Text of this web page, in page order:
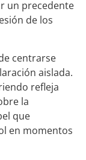
un precedente
de los
centrarse
aislada.
refleja
la
que
en momentos